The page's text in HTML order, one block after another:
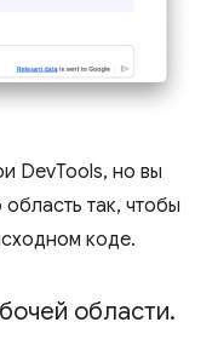
DevTools, но вы
так, чтобы
коде.
области.